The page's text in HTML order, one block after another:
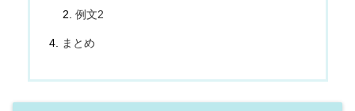
例文2
まとめ